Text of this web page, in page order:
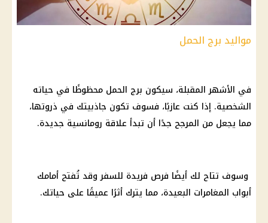
مواليد برج الحمل
في الأشهر المقبلة، سيكون برج الحمل محظوظًا في حياته
الشخصية. إذا كنت عازبًا، فسوف تكون جاذبيتك في ذروتها،
مما يجعل من المرجح جدًا أن تبدأ علاقة رومانسية جديدة.
وسوف تتاح لك أيضًا فرص فريدة للسفر وقد تُفتح أمامك
أبواب المغامرات البعيدة، مما يترك أثرًا عميقًا على حياتك.